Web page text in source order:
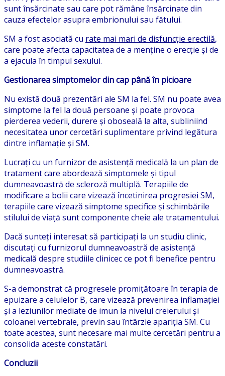
sunt însărcinate sau care pot rămâne însărcinate din
cauza efectelor asupra embrionului sau fătului.
SM a fost asociată cu rate mai mari de disfuncție erectilă,
care poate afecta capacitatea de a menține o erecție și de
a ejacula în timpul sexului.
Gestionarea simptomelor din cap până în picioare
Nu există două prezentări ale SM la fel. SM nu poate avea
simptome la fel la două persoane și poate provoca
pierderea vederii, durere și oboseală la alta, subliniind
necesitatea unor cercetări suplimentare privind legătura
dintre inflamație și SM.
Lucrați cu un furnizor de asistență medicală la un plan de
tratament care abordează simptomele și tipul
dumneavoastră de scleroză multiplă. Terapiile de
modificare a bolii care vizează încetinirea progresiei SM,
terapiile care vizează simptome specifice și schimbările
stilului de viață sunt componente cheie ale tratamentului.
Dacă sunteți interesat să participați la un studiu clinic,
discutați cu furnizorul dumneavoastră de asistență
medicală despre studiile clinicec ce pot fi benefice pentru
dumneavoastră.
S-a demonstrat că progresele promițătoare în terapia de
epuizare a celulelor B, care vizează prevenirea inflamației
și a leziunilor mediate de imun la nivelul creierului și
coloanei vertebrale, previn sau întârzie apariția SM. Cu
toate acestea, sunt necesare mai multe cercetări pentru a
consolida aceste constatări.
Concluzii